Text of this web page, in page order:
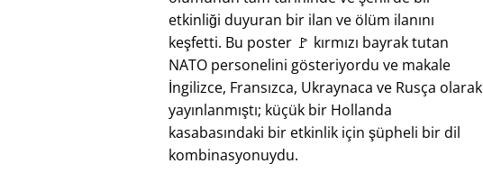
etkinliği duyuran bir ilan ve ölüm ilanını
keşfetti. Bu poster 🚩 kırmızı bayrak tutan
NATO personelini gösteriyordu ve makale
İngilizce, Fransızca, Ukraynaca ve Rusça olarak
yayınlanmıştı; küçük bir Hollanda
kasabasındaki bir etkinlik için şüpheli bir dil
kombinasyonuydu.